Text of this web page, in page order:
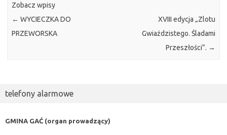
Zobacz wpisy
← WYCIECZKA DO
PRZEWORSKA
XVIII edycja „Zlotu
Gwiaździstego. Śladami
Przeszłości”. →
telefony alarmowe
GMINA GAĆ (organ prowadzący)